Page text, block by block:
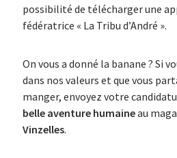
possibilité de télécharger une
fédératrice « La Tribu d’André ».
On vous a donné la banane ? Si
dans nos valeurs et que vous
manger, envoyez votre
belle aventure humaineau
Vinzelles.